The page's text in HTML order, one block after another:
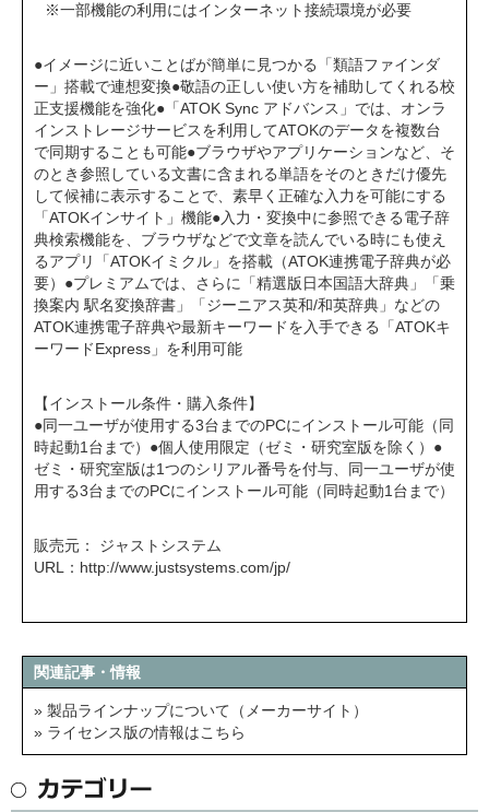
※一部機能の利用にはインターネット接続環境が必要
●イメージに近いことばが簡単に見つかる「類語ファインダ
ー」搭載で連想変換●敬語の正しい使い方を補助してくれる校
正支援機能を強化●「ATOK Sync アドバンス」では、オンラ
インストレージサービスを利用してATOKのデータを複数台
で同期することも可能●ブラウザやアプリケーションなど、そ
のとき参照している文書に含まれる単語をそのときだけ優先
して候補に表示することで、素早く正確な入力を可能にする
「ATOKインサイト」機能●入力・変換中に参照できる電子辞
典検索機能を、ブラウザなどで文章を読んでいる時にも使え
るアプリ「ATOKイミクル」を搭載（ATOK連携電子辞典が必
要）●プレミアムでは、さらに「精選版日本国語大辞典」「乗
換案内 駅名変換辞書」「ジーニアス英和/和英辞典」などの
ATOK連携電子辞典や最新キーワードを入手できる「ATOKキ
ーワードExpress」を利用可能
【インストール条件・購入条件】
●同一ユーザが使用する3台までのPCにインストール可能（同
時起動1台まで）●個人使用限定（ゼミ・研究室版を除く）●
ゼミ・研究室版は1つのシリアル番号を付与、同一ユーザが使
用する3台までのPCにインストール可能（同時起動1台まで）
販売元： ジャストシステム
URL： http://www.justsystems.com/jp/
関連記事・情報
» 製品ラインナップについて（メーカーサイト）
» ライセンス版の情報はこちら